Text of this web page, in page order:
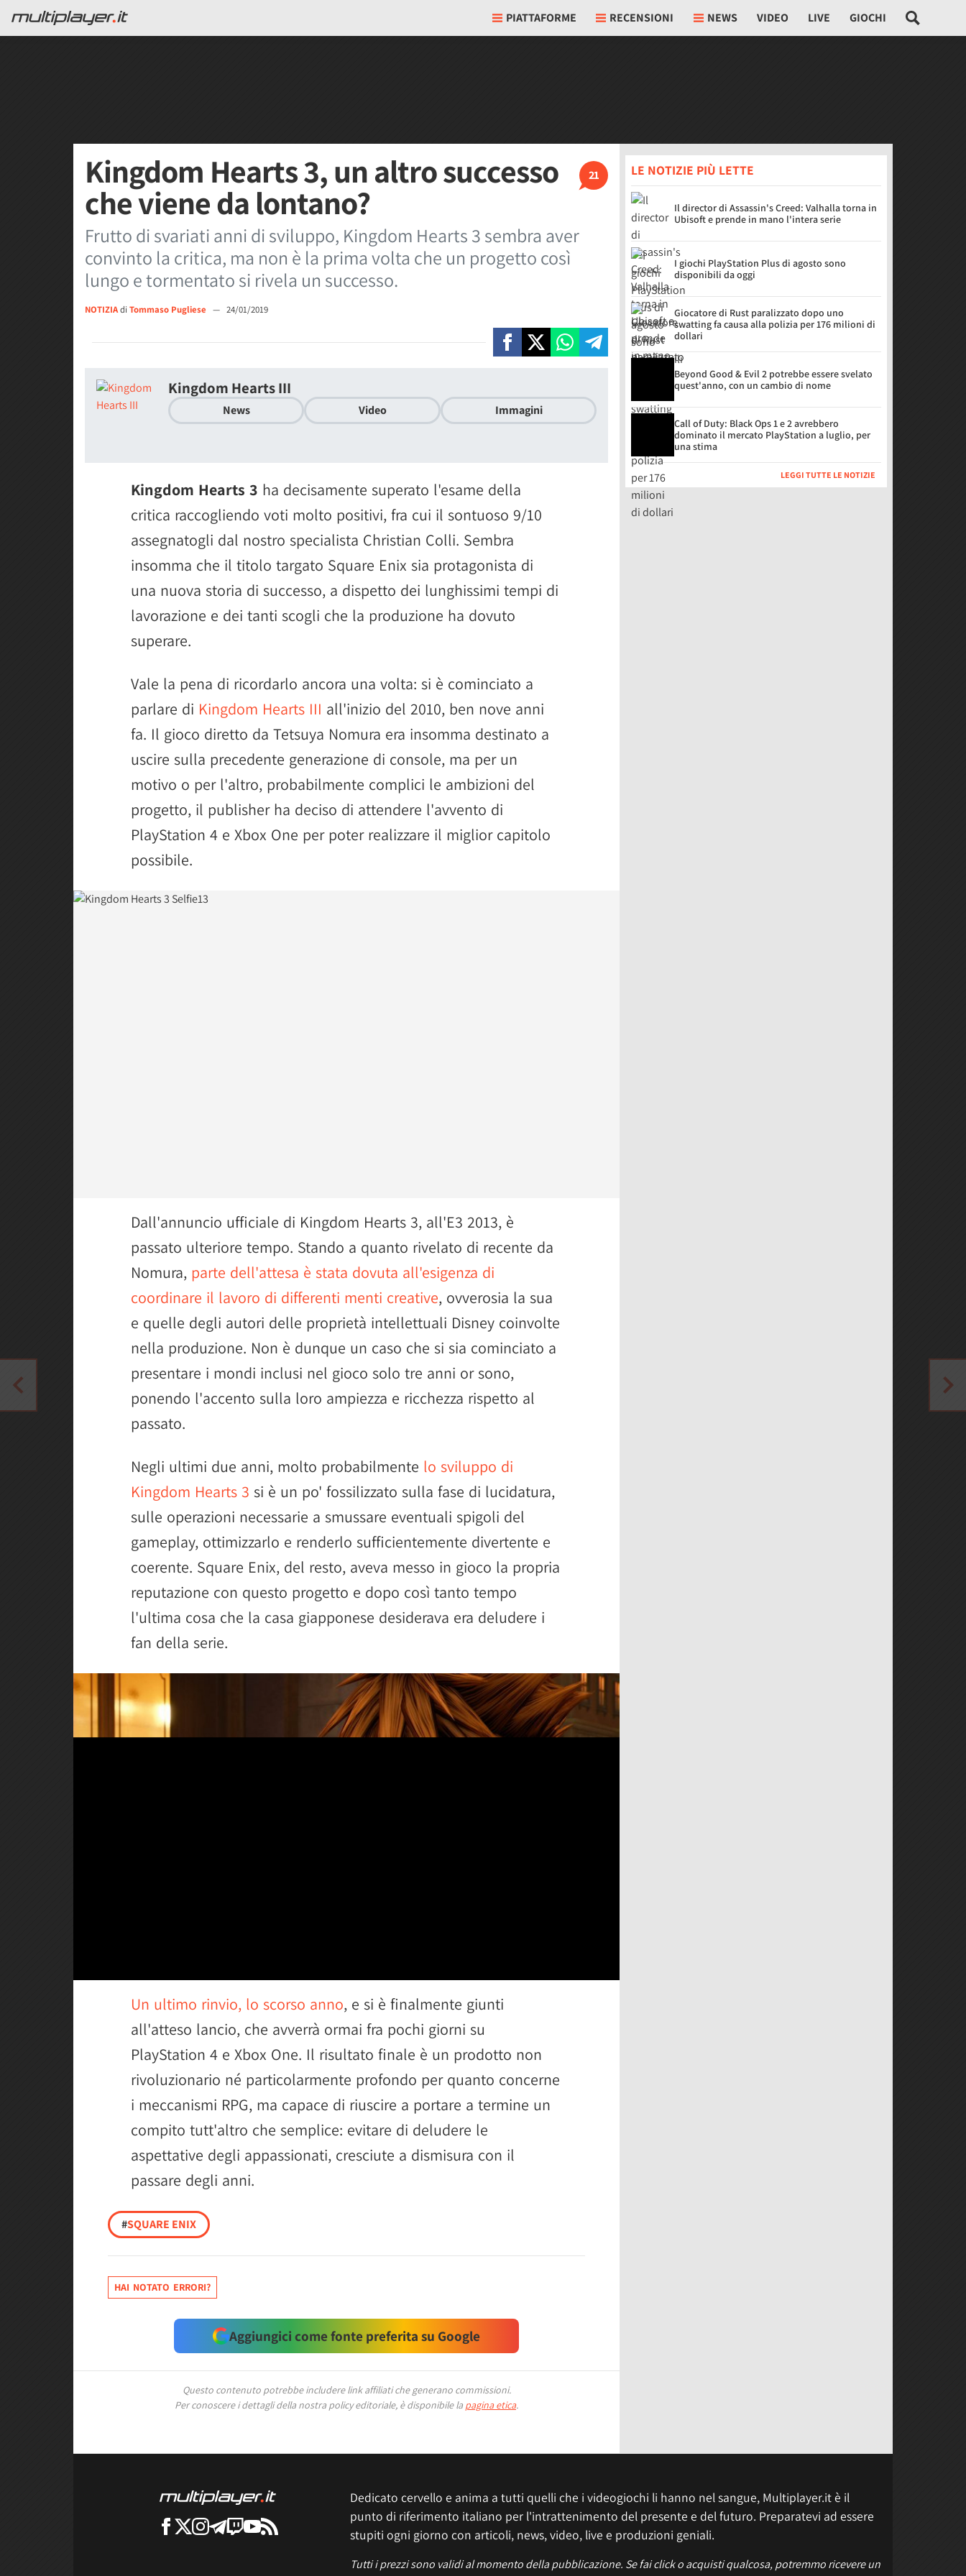
PIATTAFORME RECENSIONI NEWS VIDEO LIVE GIOCHI
21
Kingdom Hearts 3, un altro successo
che viene da lontano?
Frutto di svariati anni di sviluppo, Kingdom Hearts 3 sembra aver
convinto la critica, ma non è la prima volta che un progetto così
lungo e tormentato si rivela un successo.
NOTIZIAdi Tommaso Pugliese — 24/01/2019
Kingdom Hearts III
News Video Immagini
Kingdom Hearts 3 ha decisamente superato l'esame della
critica raccogliendo voti molto positivi, fra cui il sontuoso 9/10
assegnatogli dal nostro specialista Christian Colli. Sembra
insomma che il titolo targato Square Enix sia protagonista di
una nuova storia di successo, a dispetto dei lunghissimi tempi di
lavorazione e dei tanti scogli che la produzione ha dovuto
superare.
Vale la pena di ricordarlo ancora una volta: si è cominciato a
parlare di Kingdom Hearts III all'inizio del 2010, ben nove anni
fa. Il gioco diretto da Tetsuya Nomura era insomma destinato a
uscire sulla precedente generazione di console, ma per un
motivo o per l'altro, probabilmente complici le ambizioni del
progetto, il publisher ha deciso di attendere l'avvento di
PlayStation 4 e Xbox One per poter realizzare il miglior capitolo
possibile.
Dall'annuncio ufficiale di Kingdom Hearts 3, all'E3 2013, è
passato ulteriore tempo. Stando a quanto rivelato di recente da
Nomura, parte dell'attesa è stata dovuta all'esigenza di
coordinare il lavoro di differenti menti creative, ovverosia la sua
e quelle degli autori delle proprietà intellettuali Disney coinvolte
nella produzione. Non è dunque un caso che si sia cominciato a
presentare i mondi inclusi nel gioco solo tre anni or sono,
ponendo l'accento sulla loro ampiezza e ricchezza rispetto al
passato.
Negli ultimi due anni, molto probabilmente lo sviluppo di
Kingdom Hearts 3 si è un po' fossilizzato sulla fase di lucidatura,
sulle operazioni necessarie a smussare eventuali spigoli del
gameplay, ottimizzarlo e renderlo sufficientemente divertente e
coerente. Square Enix, del resto, aveva messo in gioco la propria
reputazione con questo progetto e dopo così tanto tempo
l'ultima cosa che la casa giapponese desiderava era deludere i
fan della serie.
Un ultimo rinvio, lo scorso anno, e si è finalmente giunti
all'atteso lancio, che avverrà ormai fra pochi giorni su
PlayStation 4 e Xbox One. Il risultato finale è un prodotto non
rivoluzionario né particolarmente profondo per quanto concerne
i meccanismi RPG, ma capace di riuscire a portare a termine un
compito tutt'altro che semplice: evitare di deludere le
aspettative degli appassionati, cresciute a dismisura con il
passare degli anni.
#SQUARE ENIX
HAI NOTATO ERRORI?
Aggiungici come fonte preferita su Google
Questo contenuto potrebbe includere link affiliati che generano commissioni.
Per conoscere i dettagli della nostra policy editoriale, è disponibile la pagina etica.
LE NOTIZIE PIÙ LETTE
Il director di Assassin's Creed: Valhalla torna in
Ubisoft e prende in mano l'intera serie
I giochi PlayStation Plus di agosto sono
disponibili da oggi
Giocatore di Rust paralizzato dopo uno
swatting fa causa alla polizia per 176 milioni di
dollari
Beyond Good & Evil 2 potrebbe essere svelato
quest'anno, con un cambio di nome
Call of Duty: Black Ops 1 e 2 avrebbero
dominato il mercato PlayStation a luglio, per
una stima
LEGGI TUTTE LE NOTIZIE
Dedicato cervello e anima a tutti quelli che i videogiochi li hanno nel sangue, Multiplayer.it è il
punto di riferimento italiano per l'intrattenimento del presente e del futuro. Preparatevi ad essere
stupiti ogni giorno con articoli, news, video, live e produzioni geniali.
Tutti i prezzi sono validi al momento della pubblicazione. Se fai click o acquisti qualcosa, potremmo ricevere un